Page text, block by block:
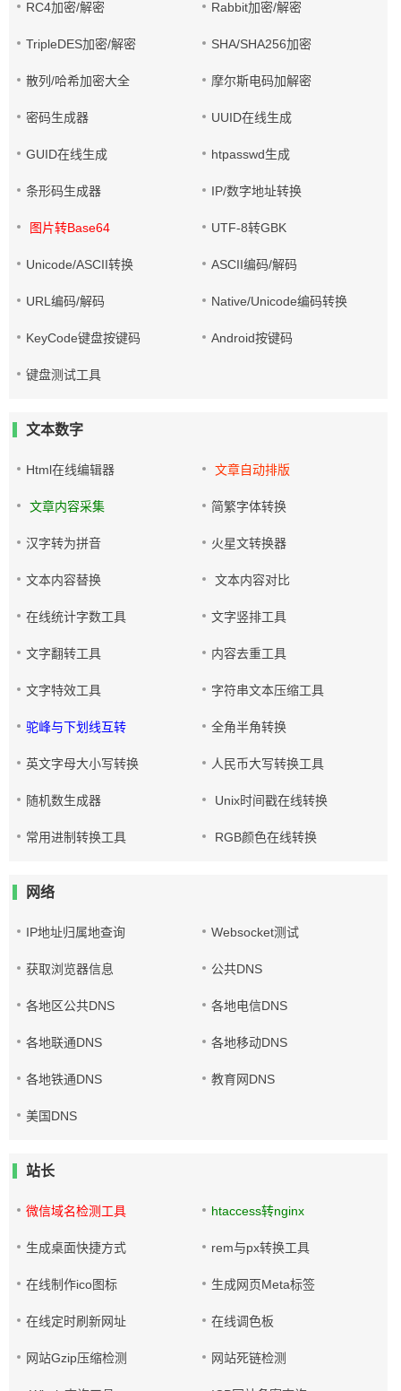
RC4加密/解密 Rabbit加密/解密
TripleDES加密/解密 SHA/SHA256加密
散列/哈希加密大全 摩尔斯电码加解密
密码生成器 UUID在线生成
GUID在线生成 htpasswd生成
条形码生成器 IP/数字地址转换
图片转Base64 UTF-8转GBK
Unicode/ASCII转换 ASCII编码/解码
URL编码/解码 Native/Unicode编码转换
KeyCode键盘按键码 Android按键码
键盘测试工具
文本数字
Html在线编辑器 文章自动排版
文章内容采集 简繁字体转换
汉字转为拼音 火星文转换器
文本内容替换 文本内容对比
在线统计字数工具 文字竖排工具
文字翻转工具 内容去重工具
文字特效工具 字符串文本压缩工具
驼峰与下划线互转 全角半角转换
英文字母大小写转换 人民币大写转换工具
随机数生成器 Unix时间戳在线转换
常用进制转换工具 RGB颜色在线转换
网络
IP地址归属地查询 Websocket测试
获取浏览器信息 公共DNS
各地区公共DNS 各地电信DNS
各地联通DNS 各地移动DNS
各地铁通DNS 教育网DNS
美国DNS
站长
微信域名检测工具 htaccess转nginx
生成桌面快捷方式 rem与px转换工具
在线制作ico图标 生成网页Meta标签
在线定时刷新网址 在线调色板
网站Gzip压缩检测 网站死链检测